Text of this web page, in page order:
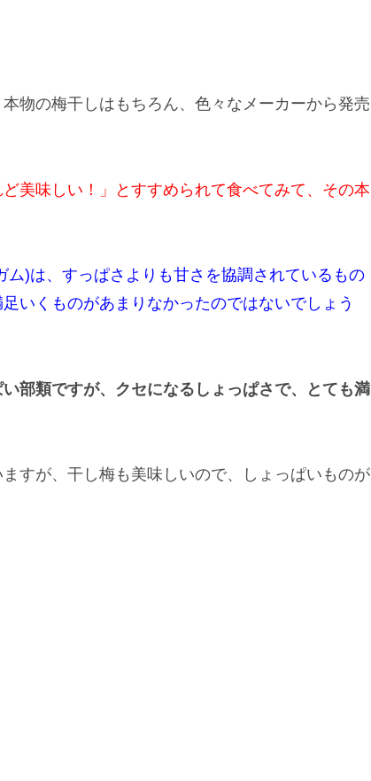
物の梅干しはもちろん、色々なメーカーから発売
美味しい！」とすすめられて食べてみて、その本
)は、すっぱさよりも甘さを協調されているもの
いくものがあまりなかったのではないでしょう
部類ですが、クセになるしょっぱさで、とても満
すが、干し梅も美味しいので、しょっぱいものが